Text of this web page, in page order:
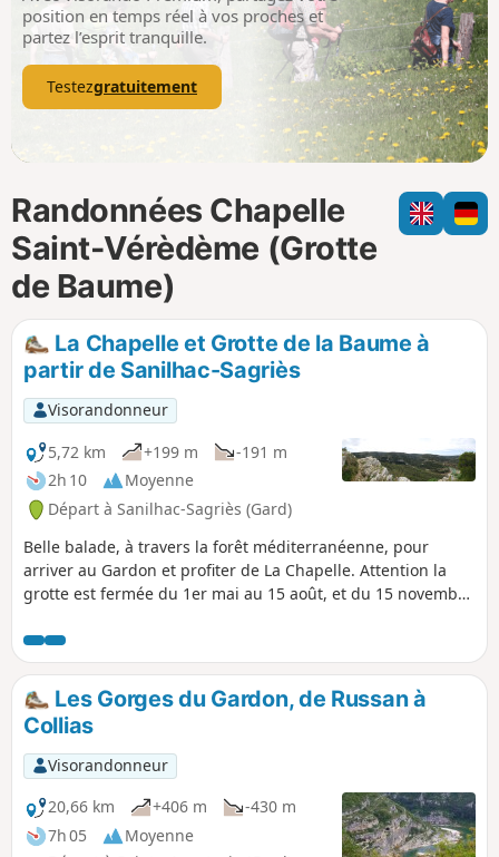
p
position en temps réel à vos proches et
partez l’esprit tranquille.
Testezgratuitement
Randonnées Chapelle
Saint-Vérèdème (Grotte
de Baume)
La Chapelle et Grotte de la Baume à
partir de Sanilhac-Sagriès
Visorandonneur
5,72 km
+199 m
-191 m
2h 10
Moyenne
Départ à Sanilhac-Sagriès (Gard)
Belle balade, à travers la forêt méditerranéenne, pour
arriver au Gardon et profiter de La Chapelle. Attention la
grotte est fermée du 1er mai au 15 août, et du 15 novembre
assez courte.Alternativement, partez de Collias pour
profiter, plus longuement, des gorges du
Gardon30/10/2023: ai requalifié ce circuit en "difficulté
moyenne" suite à plusieurs avis sur la montée raide au
retour (+100m sur 300m parcourus)
Les Gorges du Gardon, de Russan à
Collias
Visorandonneur
20,66 km
+406 m
-430 m
7h 05
Moyenne